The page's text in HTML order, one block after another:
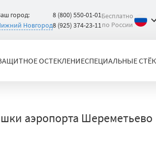
город:
Новгород
8 (800) 550-01-01
8 (925) 374-23-11
Бесплатно
по России
ОСТЕКЛЕНИЕСПЕЦИАЛЬНЫЕ
аэропорта Шереметьево